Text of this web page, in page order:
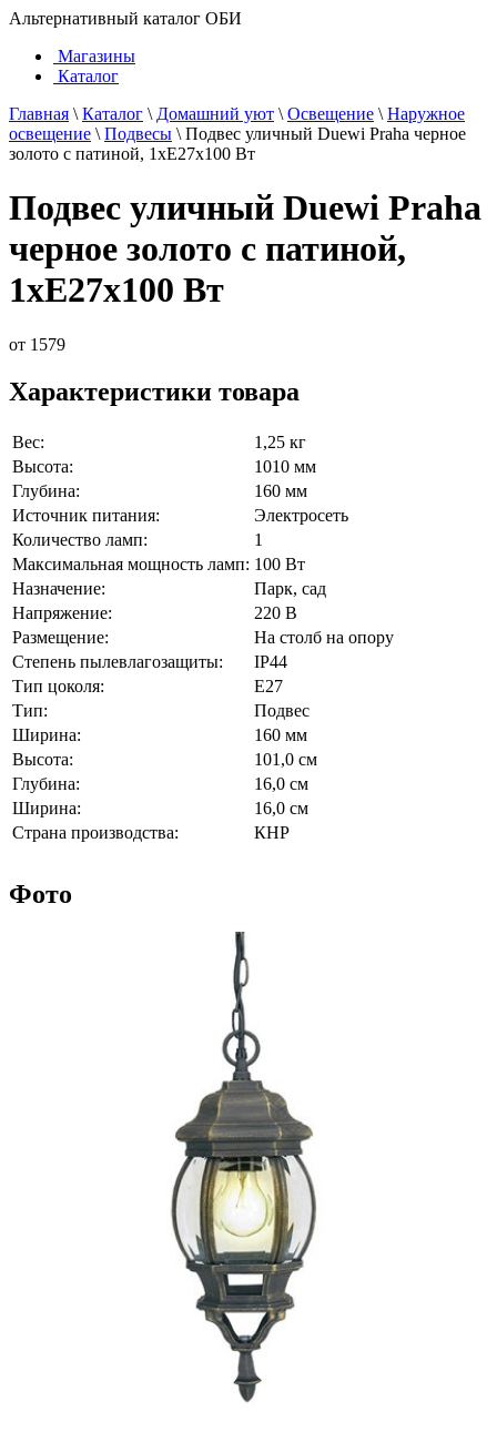
Альтернативный каталог ОБИ
Магазины
Каталог
Главная \ Каталог \ Домашний уют \ Освещение \ Наружное
освещение \ Подвесы \ Подвес уличный Duewi Praha черное
золото с патиной, 1xЕ27x100 Вт
Подвес уличный Duewi Praha
черное золото с патиной,
1xЕ27x100 Вт
от 1579
Характеристики товара
Вес:
1,25 кг
Высота:
1010 мм
Глубина:
160 мм
Источник питания:
Электросеть
Количество ламп:
1
Максимальная мощность ламп: 100 Вт
Назначение:
Парк, сад
Напряжение:
220 В
Размещение:
На столб на опору
Степень пылевлагозащиты:
IP44
Тип цоколя:
E27
Тип:
Подвес
Ширина:
160 мм
Высота:
101,0 см
Глубина:
16,0 см
Ширина:
16,0 см
Страна производства:
КНР
Фото